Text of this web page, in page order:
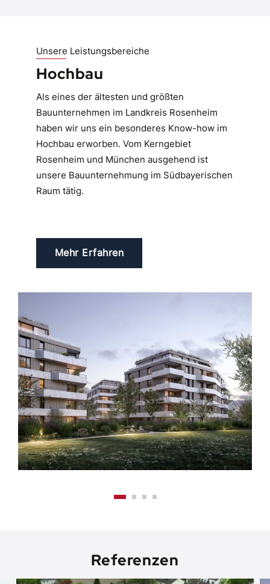
Unsere Leistungsbereiche
Hochbau
Als eines der ältesten und größten
Bauunternehmen im Landkreis Rosenheim
haben wir uns ein besonderes Know-how im
Hochbau erworben. Vom Kerngebiet
Rosenheim und München ausgehend ist
unsere Bauunternehmung im Südbayerischen
Raum tätig.
Mehr Erfahren
Referenzen